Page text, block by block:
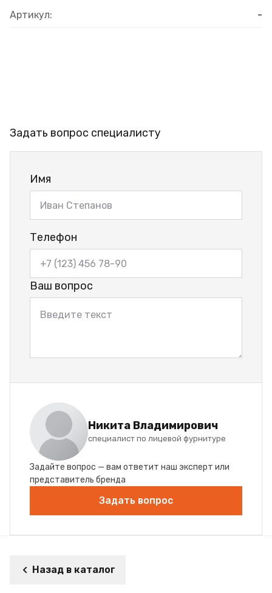
Артикул: -
Задать вопрос специалисту
Имя
Телефон
Ваш вопрос
Никита Владимирович
специалист по лицевой фурнитуре
Задайте вопрос — вам ответит наш эксперт или
представитель бренда
Задать вопрос
Назад в каталог